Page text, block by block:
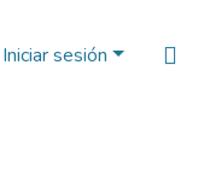
Iniciar sesión